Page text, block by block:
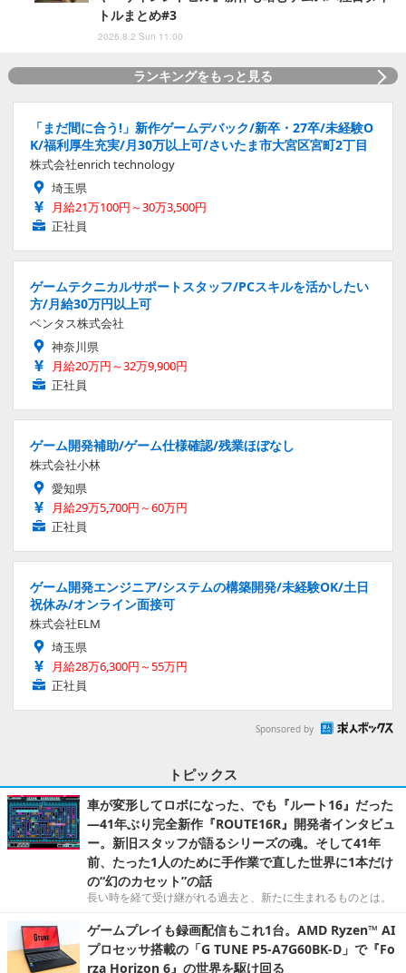
トルまとめ#3
2026.8.2 Sun 11:00
ランキングをもっと見る
「まだ間に合う!」新作ゲームデバック/新卒・27卒/未経験O
K/福利厚生充実/月30万以上可/さいたま市大宮区宮町2丁目
株式会社enrich technology
埼玉県
月給21万100円～30万3,500円
正社員
ゲームテクニカルサポートスタッフ/PCスキルを活かしたい
方/月給30万円以上可
ベンタス株式会社
神奈川県
月給20万円～32万9,900円
正社員
ゲーム開発補助/ゲーム仕様確認/残業ほぼなし
株式会社小林
愛知県
月給29万5,700円～60万円
正社員
ゲーム開発エンジニア/システムの構築開発/未経験OK/土日
祝休み/オンライン面接可
株式会社ELM
埼玉県
月給28万6,300円～55万円
正社員
Sponsored by
トピックス
車が変形してロボになった、でも『ルート16』だった
―41年ぶり完全新作『ROUTE16R』開発者インタビュ
ー。新旧スタッフが語るシリーズの魂。そして41年
前、たった1人のために手作業で直した世界に1本だけ
の“幻のカセット”の話
長い時を経て受け継がれる過去と、新たに生まれるものとは。
ゲームプレイも録画配信もこれ1台。AMD Ryzen™ AI
プロセッサ搭載の「G TUNE P5-A7G60BK-D」で『Fo
rza Horizon 6』の世界を駆け回る